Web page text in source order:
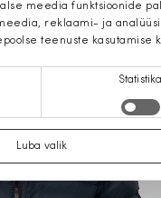
meedia funktsioonide
reklaami- ja
teenuste kasutamise
Statistika
Luba valik